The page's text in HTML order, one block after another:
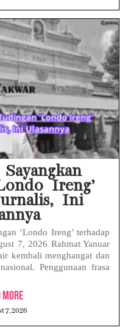
Ireng’
Ini
‘Londo Ireng’ terhadap
7, 2026 Rahmat Yanuar
kembali menghangat dan
Penggunaan frasa
More
7, 2026